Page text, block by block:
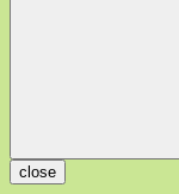
close